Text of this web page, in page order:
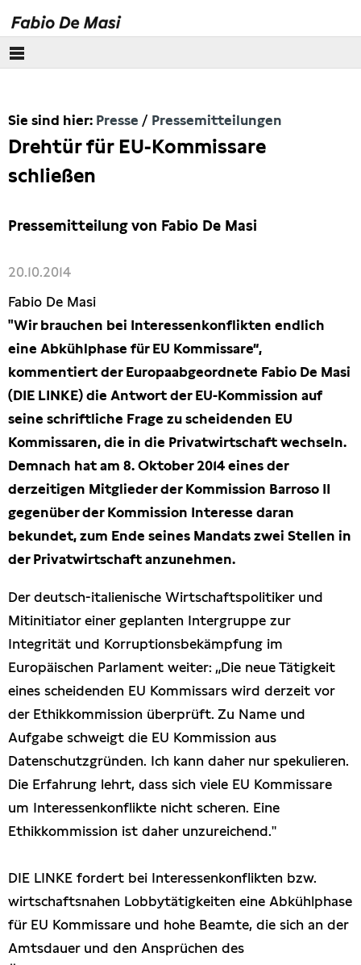
Europäisches Parlament
Themen
Presseschau
Publikationen
Anfragen (Archivseite)
Sie sind hier: Presse Pressemitteilungen
Drehtür für EU-Kommissare
schließen
Pressemitteilung von Fabio De Masi
20.10.2014
Fabio De Masi
"Wir brauchen bei Interessenkonflikten endlich
eine Abkühlphase für EU Kommissare“,
kommentiert der Europaabgeordnete Fabio De Masi
(DIE LINKE) die Antwort der EU-Kommission auf
seine schriftliche Frage zu scheidenden EU
Kommissaren, die in die Privatwirtschaft wechseln.
Demnach hat am 8. Oktober 2014 eines der
derzeitigen Mitglieder der Kommission Barroso II
gegenüber der Kommission Interesse daran
bekundet, zum Ende seines Mandats zwei Stellen in
der Privatwirtschaft anzunehmen.
Der deutsch-italienische Wirtschaftspolitiker und
Mitinitiator einer geplanten Intergruppe zur
Integrität und Korruptionsbekämpfung im
Europäischen Parlament weiter: „Die neue Tätigkeit
eines scheidenden EU Kommissars wird derzeit vor
der Ethikkommission überprüft. Zu Name und
Aufgabe schweigt die EU Kommission aus
Datenschutzgründen. Ich kann daher nur spekulieren.
Die Erfahrung lehrt, dass sich viele EU Kommissare
um Interessenkonflikte nicht scheren. Eine
Ethikkommission ist daher unzureichend."
DIE LINKE fordert bei Interessenkonflikten bzw.
wirtschaftsnahen Lobbytätigkeiten eine Abkühlphase
für EU Kommissare und hohe Beamte, die sich an der
Amtsdauer und den Ansprüchen des